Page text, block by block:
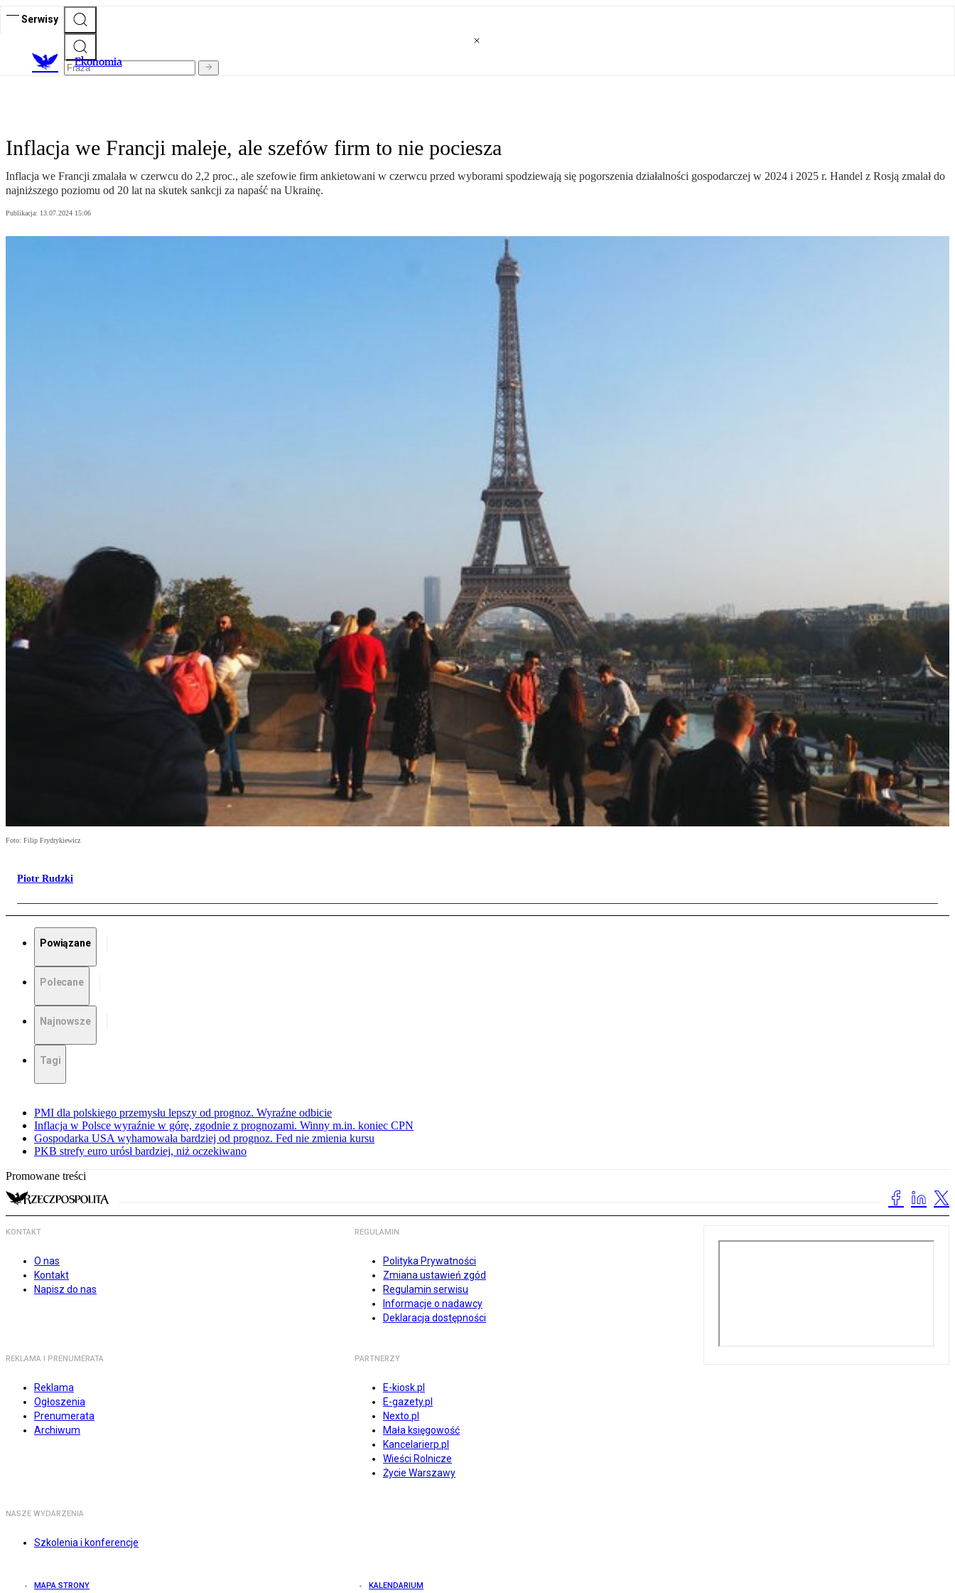
Serwisy
Ekonomia
Inflacja we Francji maleje, ale szefów firm to nie pociesza
Inflacja we Francji zmalała w czerwcu do 2,2 proc., ale szefowie firm ankietowani w czerwcu przed wyborami spodziewają się pogorszenia działalności gospodarczej w 2024 i 2025 r. Handel z Rosją zmalał do
najniższego poziomu od 20 lat na skutek sankcji za napaść na Ukrainę.
Publikacja: 13.07.2024 15:06
Foto: Filip Frydrykiewicz
Piotr Rudzki
Powiązane
Polecane
Najnowsze
Tagi
PMI dla polskiego przemysłu lepszy od prognoz. Wyraźne odbicie
Inflacja w Polsce wyraźnie w górę, zgodnie z prognozami. Winny m.in. koniec CPN
Gospodarka USA wyhamowała bardziej od prognoz. Fed nie zmienia kursu
PKB strefy euro urósł bardziej, niż oczekiwano
Promowane treści
KONTAKT
O nas
Kontakt
Napisz do nas
REGULAMIN
Polityka Prywatności
Zmiana ustawień zgód
Regulamin serwisu
Informacje o nadawcy
Deklaracja dostępności
REKLAMA I PRENUMERATA
Reklama
Ogłoszenia
Prenumerata
Archiwum
PARTNERZY
E-kiosk.pl
E-gazety.pl
Nexto.pl
Mała księgowość
Kancelarierp.pl
Wieści Rolnicze
Życie Warszawy
NASZE WYDARZENIA
Szkolenia i konferencje
MAPA STRONY KALENDARIUM